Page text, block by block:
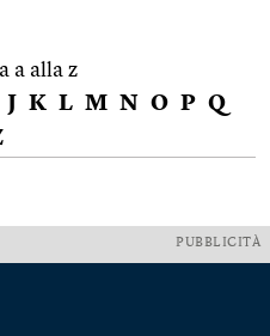
a alla z
J K L M N O P Q
PUBBLICITÀ